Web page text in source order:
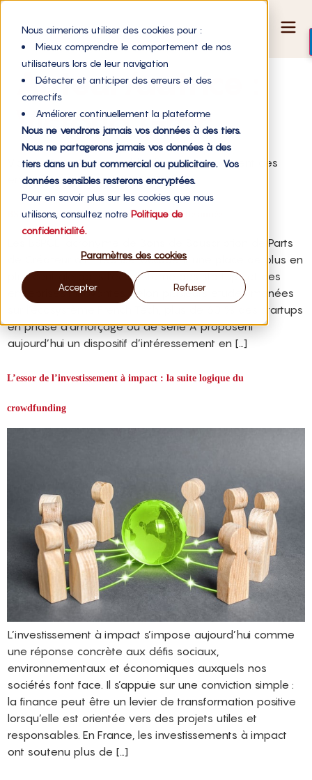
Nous aimerions utiliser des cookies pour :
Mieux comprendre le comportement de nos
utilisateurs lors de leur navigation
Détecter et anticiper des erreurs et des
correctifs
Améliorer continuellement la plateforme
Nous ne vendrons jamais vos données à des tiers.
Nous ne partagerons jamais vos données à des
tiers dans un but commercial ou publicitaire. Vos
données sensibles resterons encryptées.
Pour en savoir plus sur les cookies que nous
utilisons, consultez notre Politique de
confidentialité.
Paramètres des cookies
Accepter Refuser
Auteur/autrice :
Victoria Groc
Victoria Groc, Responsable d'accompagnement des
entrepreneurs chez WE DO GOOD
BSPCE : faire le bon choix avant la nouvelle année
Les BSPCE, acronyme de Bons de Souscription de Parts
de Créateur d’Entreprise, occupent une place de plus en
plus centrale dans l’écosystème des startups et des
entreprises innovantes. Selon plusieurs études menées
sur l’écosystème French Tech, plus de 60 % des startups
en phase d’amorçage ou de série A proposent
aujourd’hui un dispositif d’intéressement en […]
L’essor de l’investissement à impact : la suite logique du
crowdfunding
L’investissement à impact s’impose aujourd’hui comme
une réponse concrète aux défis sociaux,
environnementaux et économiques auxquels nos
sociétés font face. Il s’appuie sur une conviction simple :
la finance peut être un levier de transformation positive
lorsqu’elle est orientée vers des projets utiles et
responsables. En France, les investissements à impact
ont soutenu plus de […]